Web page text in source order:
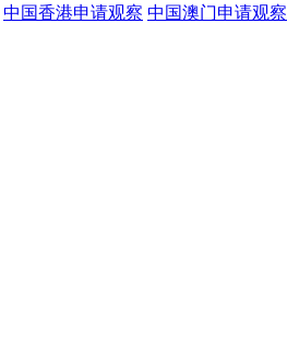
中国香港申请观察 中国澳门申请观察